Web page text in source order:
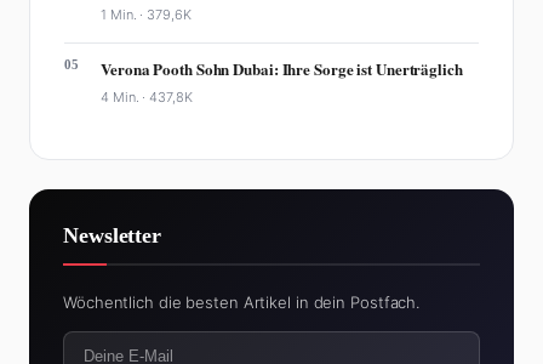
1 Min. · 379,6K
05 Verona Pooth Sohn Dubai: Ihre Sorge ist Unerträglich
4 Min. ·437,8K
Newsletter
Wöchentlich die besten Artikel in dein Postfach.